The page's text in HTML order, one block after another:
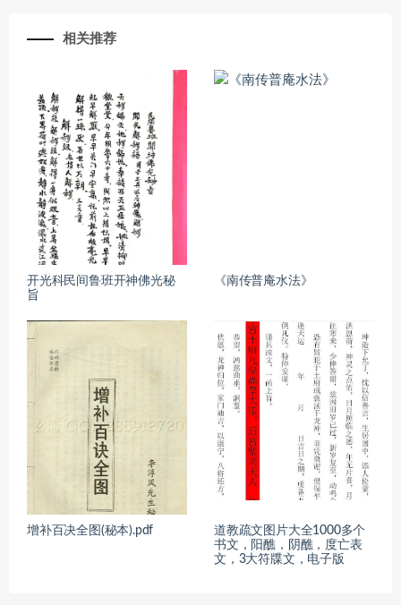
相关推荐
开光科民间鲁班开神佛光秘
旨
《南传普庵水法》
增补百决全图(秘本).pdf
道教疏文图片大全1000多个
书文，阳醮，阴醮，度亡表
文，3大符牒文，电子版